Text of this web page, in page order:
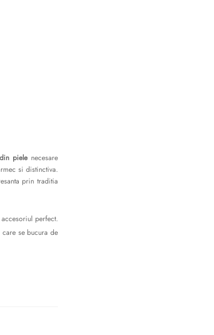
pielenecesare
si distinctiva.
prin traditia
perfect.
se bucura de